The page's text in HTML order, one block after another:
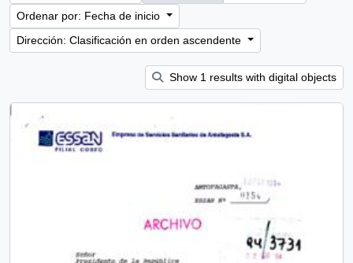
Ordenar por: Fecha de inicio
Dirección: Clasificación en orden ascendente
Show 1 results with digital objects